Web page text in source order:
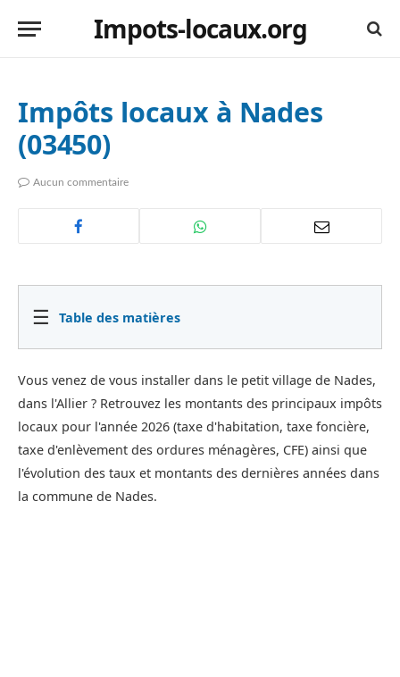
Impots-locaux.org
Impôts locaux à Nades
(03450)
Aucun commentaire
☰ Table des matières
Vous venez de vous installer dans le petit village de Nades,
dans l'Allier ? Retrouvez les montants des principaux impôts
locaux pour l'année 2026 (taxe d'habitation, taxe foncière,
taxe d'enlèvement des ordures ménagères, CFE) ainsi que
l'évolution des taux et montants des dernières années dans
la commune de Nades.